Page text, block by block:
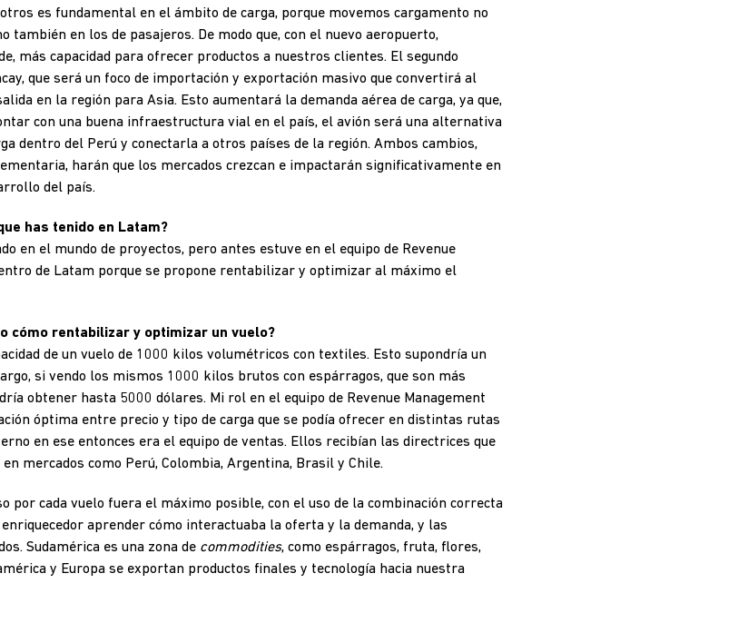
es fundamental en el ámbito de carga, porque movemos cargamento no
también en los de pasajeros. De modo que, con el nuevo aeropuerto,
más capacidad para ofrecer productos a nuestros clientes. El segundo
que será un foco de importación y exportación masivo que convertirá al
en la región para Asia. Esto aumentará la demanda aérea de carga, ya que,
con una buena infraestructura vial en el país, el avión será una alternativa
dentro del Perú y conectarla a otros países de la región. Ambos cambios,
harán que los mercados crezcan e impactarán significativamente en
del país.
has tenido en Latam?
en el mundo de proyectos, pero antes estuve en el equipo de Revenue
de Latam porque se propone rentabilizar y optimizar al máximo el
cómo rentabilizar y optimizar un vuelo?
de un vuelo de 1000 kilos volumétricos con textiles. Esto supondría un
si vendo los mismos 1000 kilos brutos con espárragos, que son más
obtener hasta 5000 dólares. Mi rol en el equipo de Revenue Management
óptima entre precio y tipo de carga que se podía ofrecer en distintas rutas
en ese entonces era el equipo de ventas. Ellos recibían las directrices que
mercados como Perú, Colombia, Argentina, Brasil y Chile.
por cada vuelo fuera el máximo posible, con el uso de la combinación correcta
aprender cómo interactuaba la oferta y la demanda, y las
Sudamérica es una zona de commodities, como espárragos, fruta, flores,
y Europa se exportan productos finales y tecnología hacia nuestra